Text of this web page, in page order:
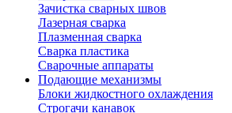
Зачистка сварных швов
Лазерная сварка
Плазменная сварка
Сварка пластика
Сварочные аппараты
Подающие механизмы
Блоки жидкостного охлаждения
Строгачи канавок